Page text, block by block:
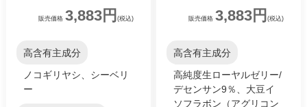
販売価格 3,883円 (税込)
高含有主成分
ノコギリヤシ、シーベリ
ー
販売価格3,883円(税込)
高含有主成分
高純度生ローヤルゼリー/
デセンサン9％、大豆イ
ソフラボン（アグリコン